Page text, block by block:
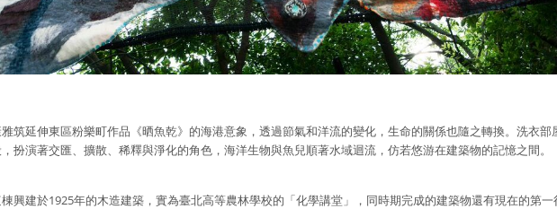
雅筑延伸東區粉樂町作品《晒魚乾》的海港意象，透過節氣和洋流的變化，生命的關係也隨之轉換。洗衣
扮演著交匯、擴散、稀釋與淨化的角色，海洋生物與魚兒順著水域迴流，仿若悠游在建築物的記憶之間。
興建於1925年的木造建築，實為臺北高等農林學校的「化學講堂」，同時期完成的建築物還有現在的第